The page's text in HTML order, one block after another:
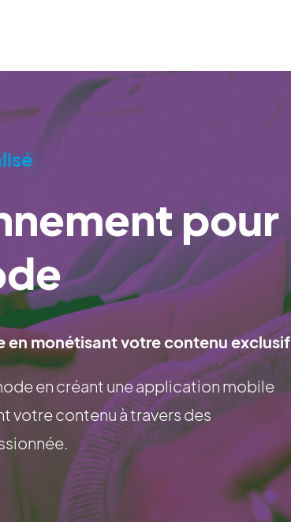
pour
en monétisant votre contenu exclusif
en créant une application mobile
votre contenu à travers des